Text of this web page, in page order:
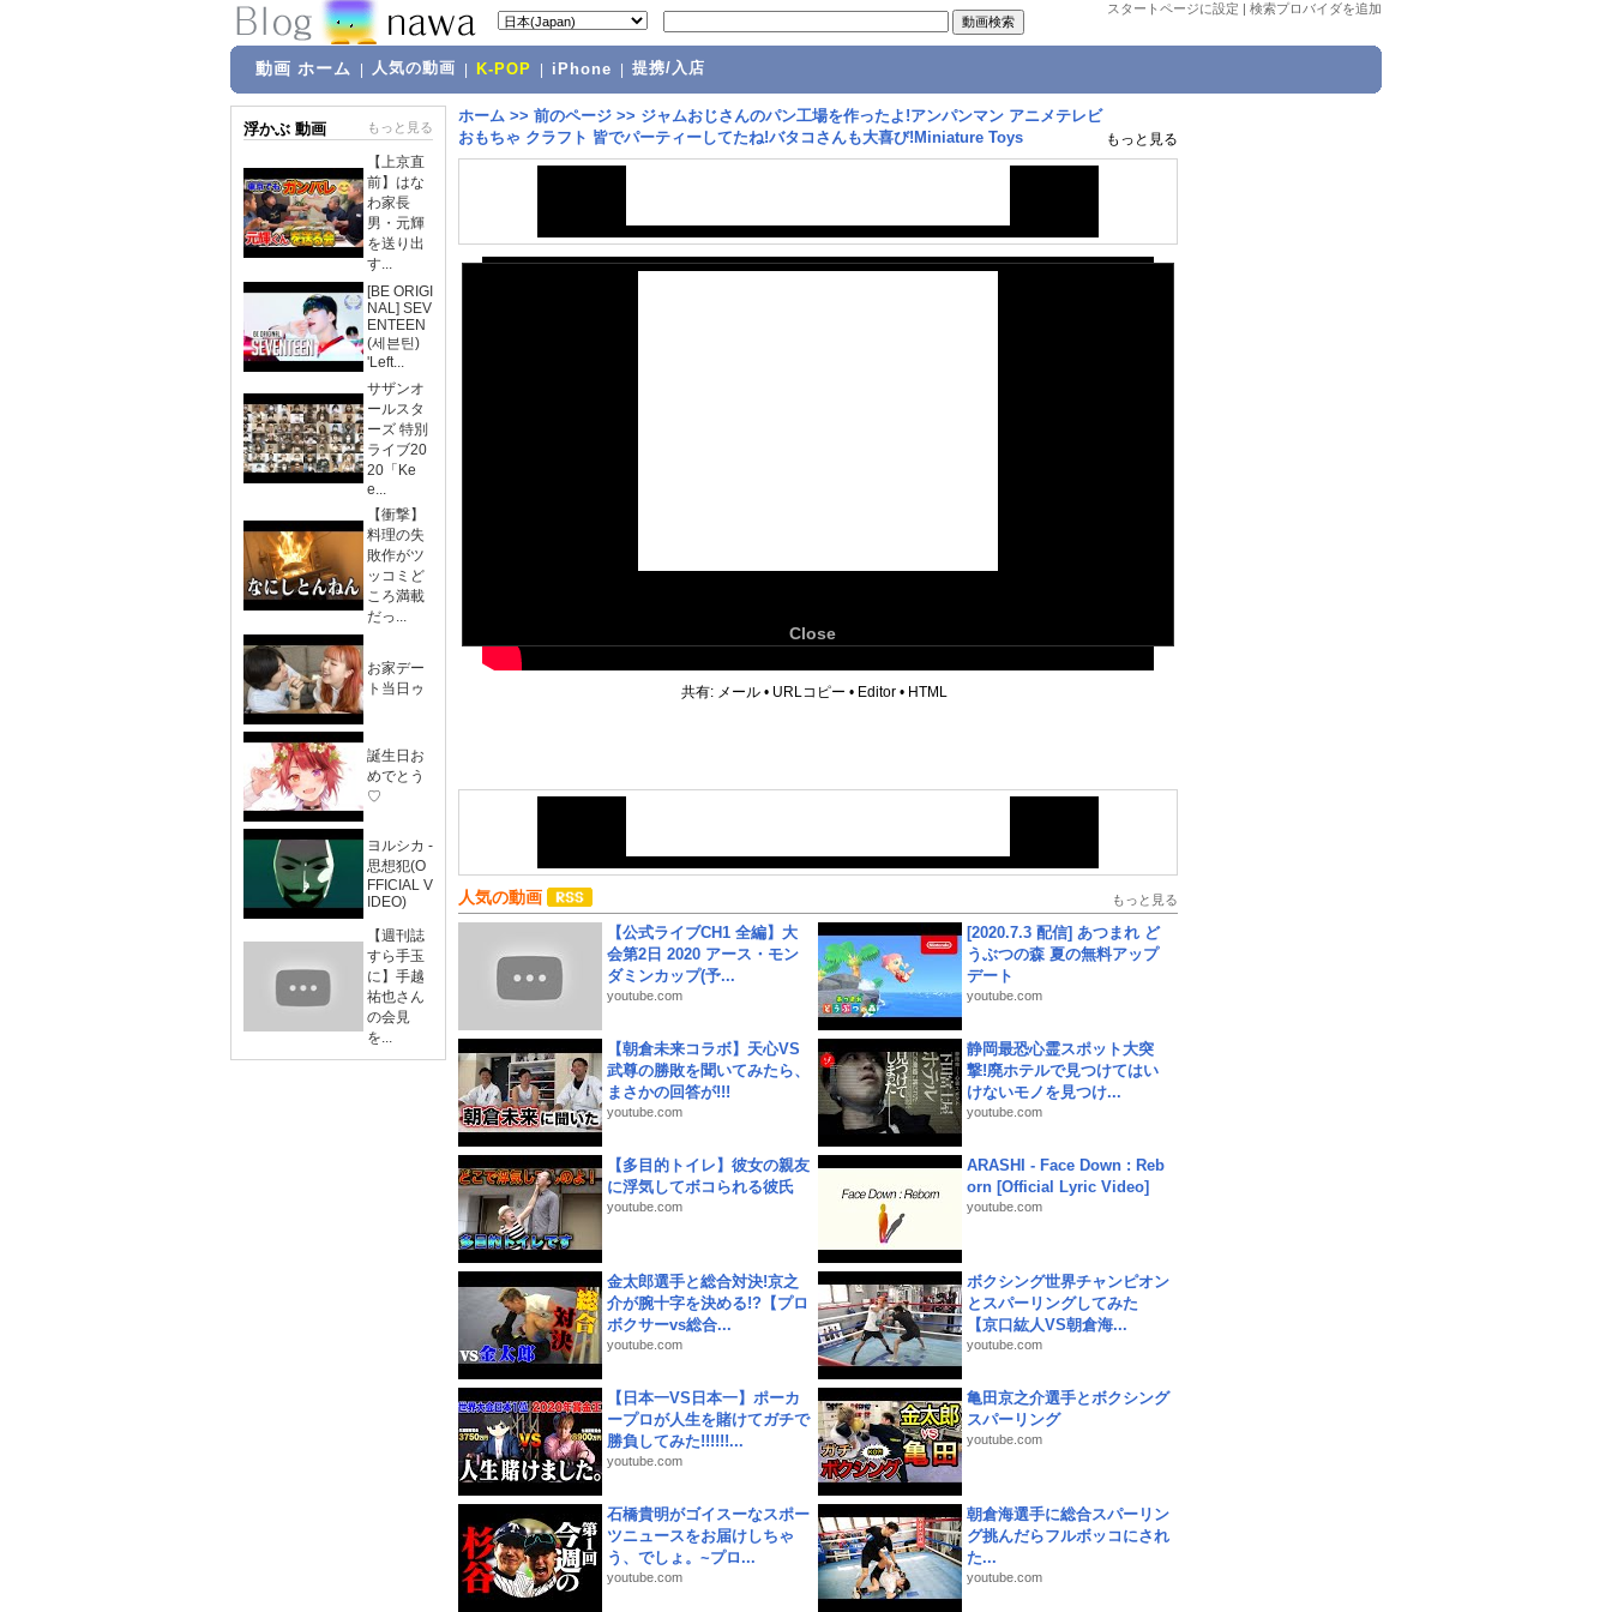
スタートページに設定 | 検索プロバイダを追加
動画 ホーム 人気の動画 K-POP iPhone 提携/入店
浮かぶ 動画 もっと見る
【上京直
前】はな
わ家長
男・元輝
を送り出
す...
[BE ORIGI
NAL] SEV
ENTEEN
(세븐틴)
'Left...
サザンオ
ールスタ
ーズ 特別
ライブ20
20「Ke
e...
【衝撃】
料理の失
敗作がツ
ッコミど
ころ満載
だっ...
お家デー
ト当日ゥ
誕生日お
めでとう
♡
ヨルシカ -
思想犯(O
FFICIAL V
IDEO)
【週刊誌
すら手玉
に】手越
祐也さん
の会見
を...
ホーム >> 前のページ >> ジャムおじさんのパン工場を作ったよ!アンパンマン アニメテレビ
おもちゃ クラフト 皆でパーティーしてたね!バタコさんも大喜び!Miniature Toys
もっと見る
Close
共有: メール • URLコピー • Editor • HTML
人気の動画 もっと見る
【公式ライブCH1 全編】大
会第2日 2020 アース・モン
ダミンカップ(予...
youtube.com
[2020.7.3 配信] あつまれ ど
うぶつの森 夏の無料アップ
デート
youtube.com
【朝倉未来コラボ】天心VS
武尊の勝敗を聞いてみたら、
まさかの回答が!!!
youtube.com
静岡最恐心霊スポット大突
撃!廃ホテルで見つけてはい
けないモノを見つけ...
youtube.com
【多目的トイレ】彼女の親友
に浮気してボコられる彼氏
youtube.com
ARASHI - Face Down : Reb
orn [Official Lyric Video]
youtube.com
金太郎選手と総合対決!京之
介が腕十字を決める!?【プロ
ボクサーvs総合...
youtube.com
ボクシング世界チャンピオン
とスパーリングしてみた
【京口紘人VS朝倉海...
youtube.com
【日本一VS日本一】ポーカ
ープロが人生を賭けてガチで
勝負してみた!!!!!!...
youtube.com
亀田京之介選手とボクシング
スパーリング
youtube.com
石橋貴明がゴイスーなスポー
ツニュースをお届けしちゃ
う、でしょ。~プロ...
youtube.com
朝倉海選手に総合スパーリン
グ挑んだらフルボッコにされ
た...
youtube.com